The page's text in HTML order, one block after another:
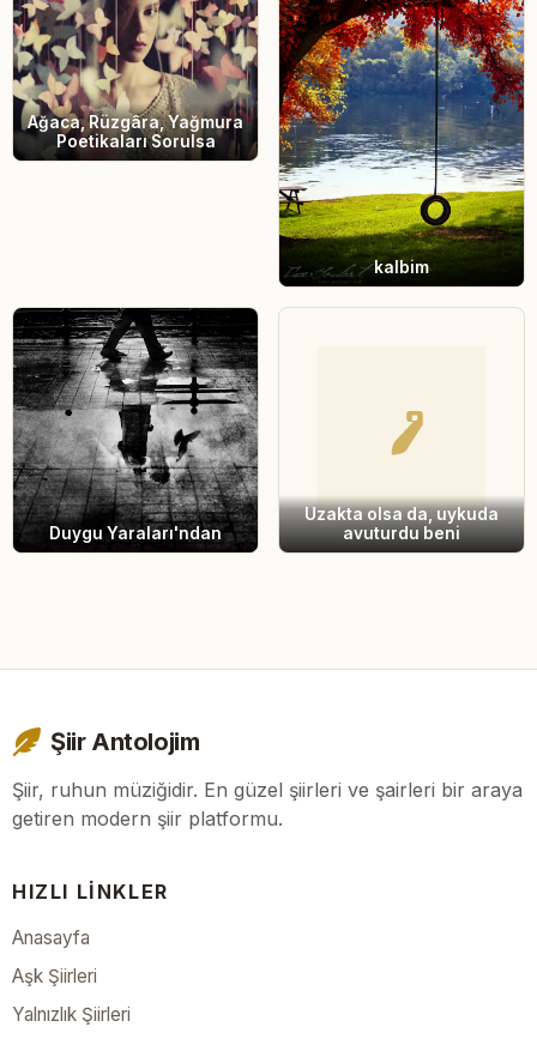
Ağaca, Rüzgâra, Yağmura
Poetikaları Sorulsa
kalbim
Duygu Yaraları'ndan
Uzakta olsa da, uykuda
avuturdu beni
Şiir Antolojim
Şiir, ruhun müziğidir. En güzel şiirleri ve şairleri bir araya
getiren modern şiir platformu.
HIZLI LINKLER
Anasayfa
Aşk Şiirleri
Yalnızlık Şiirleri